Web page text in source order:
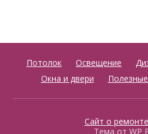
Потолок Освещение
Окна и двери
Сайт о ремонте
Тема от WP